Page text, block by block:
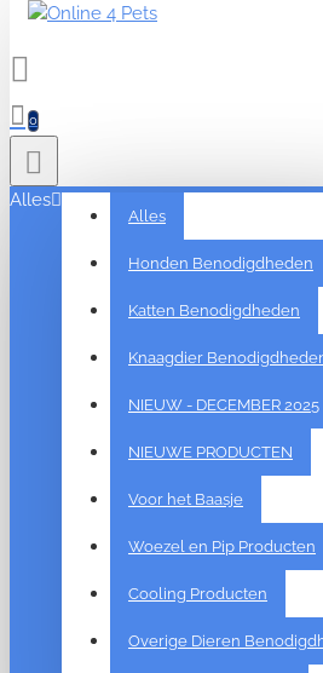
0
Alles
Alles
Honden Benodigdheden
Katten Benodigdheden
Knaagdier
NIEUW - DECEMBER 2025
NIEUWE PRODUCTEN
Voor het Baasje
Woezel en Pip Producten
Cooling Producten
Overige Dieren